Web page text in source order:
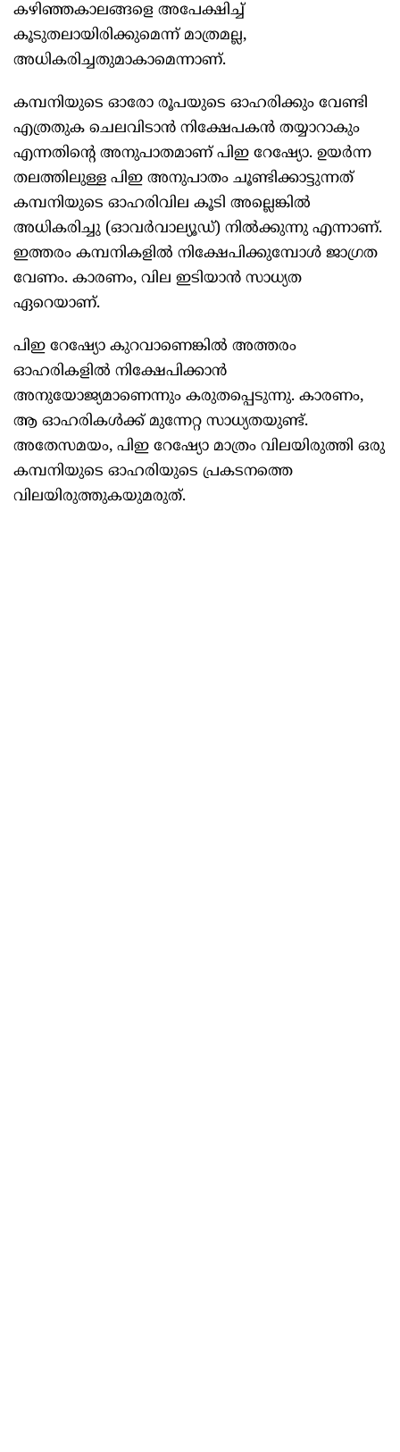
കഴിഞ്ഞകാലങ്ങളെ അപേക്ഷിച്ച്
കൂടുതലായിരിക്കുമെന്ന് മാത്രമല്ല,
അധികരിച്ചതുമാകാമെന്നാണ്.
കമ്പനിയുടെ ഓരോ രൂപയുടെ ഓഹരിക്കും വേണ്ടി
എത്രതുക ചെലവിടാൻ നിക്ഷേപകൻ തയ്യാറാകും
എന്നതിന്റെ അനുപാതമാണ് പിഇ റേഷ്യോ. ഉയർന്ന
തലത്തിലുള്ള പിഇ അനുപാതം ചൂണ്ടിക്കാട്ടുന്നത്
കമ്പനിയുടെ ഓഹരിവില കൂടി അല്ലെങ്കിൽ
അധികരിച്ചു (ഓവർവാല്യൂഡ്) നിൽക്കുന്നു എന്നാണ്.
ഇത്തരം കമ്പനികളിൽ നിക്ഷേപിക്കുമ്പോൾ ജാഗ്രത
വേണം. കാരണം, വില ഇടിയാൻ സാധ്യത
ഏറെയാണ്.
പിഇ റേഷ്യോ കുറവാണെങ്കിൽ അത്തരം
ഓഹരികളിൽ നിക്ഷേപിക്കാൻ
അനുയോജ്യമാണെന്നും കരുതപ്പെടുന്നു. കാരണം,
ആ ഓഹരികൾക്ക് മുന്നേറ്റ സാധ്യതയുണ്ട്.
അതേസമയം, പിഇ റേഷ്യോ മാത്രം വിലയിരുത്തി ഒരു
കമ്പനിയുടെ ഓഹരിയുടെ പ്രകടനത്തെ
വിലയിരുത്തുകയുമരുത്.